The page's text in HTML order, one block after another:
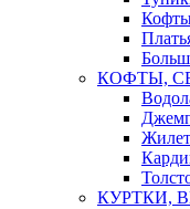
КОФТЫ,
КУРТКИ,